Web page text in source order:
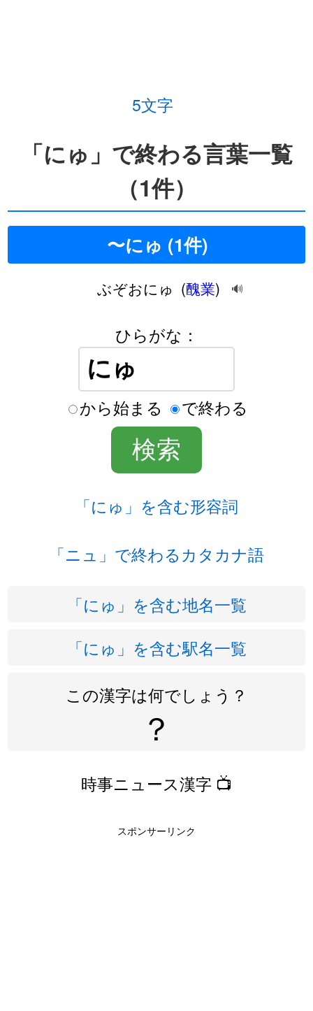
5文字
「にゅ」で終わる言葉一覧
（1件）
〜にゅ (1件)
ぶぞおにゅ (醜業) 🔊
ひらがな：
から始まる で終わる
「にゅ」を含む形容詞
「ニュ」で終わるカタカナ語
「にゅ」を含む地名一覧
「にゅ」を含む駅名一覧
この漢字は何でしょう？
？
時事ニュース漢字 📺
スポンサーリンク